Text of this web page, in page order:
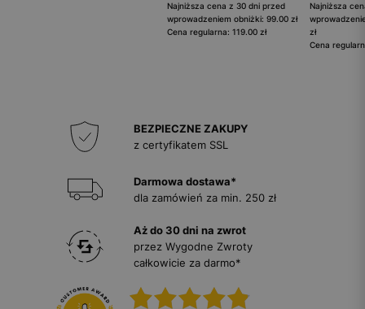
Najniższa cena z 30 dni przed
wprowadzeniem obniżki: 99.00 zł
Cena regularna: 119.00 zł
Najniższa
zł
Cena
BEZPIECZNE ZAKUPY
z certyfikatem SSL
Darmowa dostawa*
dla zamówień za min. 250 zł
Aż do 30 dni na zwrot
przez Wygodne Zwroty
całkowicie za darmo*